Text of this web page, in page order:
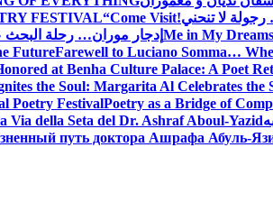
لا تنحني! FESTIVAL“Come Visit
Me in My إدجار موران… رحلة البحث
FutureFarewell to Luciano Somma…
at Benha Culture Palace: A Poet
the Soul: Margarita Al Celebrates the
Poetry FestivalPoetry as a Bridge of
Via della Seta del Dr. Ashraf Aboul-Yazid
путь доктора Ашрафа Абуль-